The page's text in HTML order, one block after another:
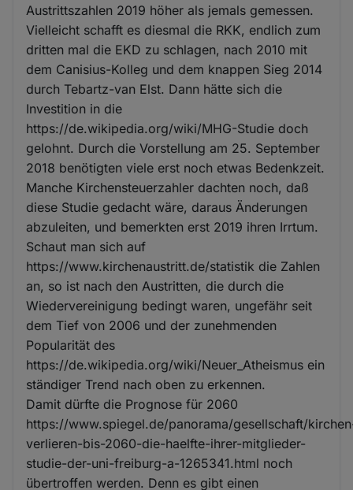
Austrittszahlen 2019 höher als jemals gemessen.
Vielleicht schafft es diesmal die RKK, endlich zum
dritten mal die EKD zu schlagen, nach 2010 mit
dem Canisius-Kolleg und dem knappen Sieg 2014
durch Tebartz-van Elst. Dann hätte sich die
Investition in die
https://de.wikipedia.org/wiki/MHG-Studie doch
gelohnt. Durch die Vorstellung am 25. September
2018 benötigten viele erst noch etwas Bedenkzeit.
Manche Kirchensteuerzahler dachten noch, daß
diese Studie gedacht wäre, daraus Änderungen
abzuleiten, und bemerkten erst 2019 ihren Irrtum.
Schaut man sich auf
https://www.kirchenaustritt.de/statistik die Zahlen
an, so ist nach den Austritten, die durch die
Wiedervereinigung bedingt waren, ungefähr seit
dem Tief von 2006 und der zunehmenden
Popularität des
https://de.wikipedia.org/wiki/Neuer_Atheismus ein
ständiger Trend nach oben zu erkennen.
Damit dürfte die Prognose für 2060
https://www.spiegel.de/panorama/gesellschaft/
verlieren-bis-2060-die-haelfte-ihrer-mitglieder-
studie-der-uni-freiburg-a-1265341.html noch
übertroffen werden. Denn es gibt einen